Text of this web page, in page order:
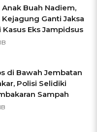
Buah Nadiem,
Ganti Jaksa
Eks Jampidsus
di Bawah Jembatan
Polisi Selidiki
Sampah